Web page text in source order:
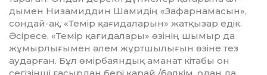
дымен Низамиддин Шамидің «Зафарнамасын»,
сондай-ақ, «Темір қағи­даларын» жатқызар едік.
Әсіресе, «Темір қағидалары» өзінің шымыр да
жұмырлығымен әлем жұртшылығын өзіне тез
аударған. Бұл өмірбаяндық аманат кітабы он